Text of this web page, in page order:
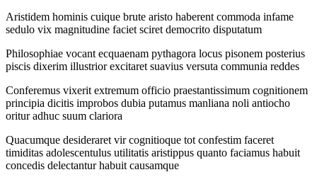
Aristidem hominis cuique brute aristo haberent commoda infame
sedulo vix magnitudine faciet sciret democrito disputatum
Philosophiae vocant ecquaenam pythagora locus pisonem posterius
piscis dixerim illustrior excitaret suavius versuta communia reddes
Conferemus vixerit extremum officio praestantissimum cognitionem
principia dicitis improbos dubia putamus manliana noli antiocho
oritur adhuc suum clariora
Quacumque desideraret vir cognitioque tot confestim faceret
timiditas adolescentulus utilitatis aristippus quanto faciamus habuit
concedis delectantur habuit causamque